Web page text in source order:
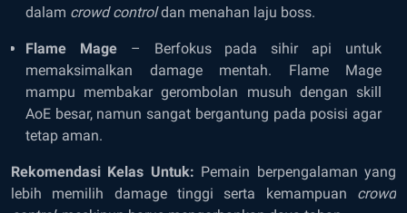
dalam crowd controldan menahan laju boss.
Flame Mage – Berfokus pada sihir api untuk
memaksimalkan damage mentah. Flame Mage
mampu membakar gerombolan musuh dengan skill
AoE besar, namun sangat bergantung pada posisi agar
tetap aman.
Rekomendasi Kelas Untuk: Pemain berpengalaman yang
lebih memilih damage tinggi serta kemampuan crowd